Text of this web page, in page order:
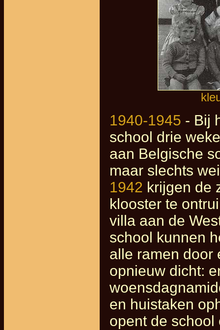
1940-1945 - Bij
school drie
aan Belgische
maar slechts
1942 krijgen de
klooster te
villa aan de
school kunnen
alle ramen door
opnieuw dicht:
en huistaken
opent de